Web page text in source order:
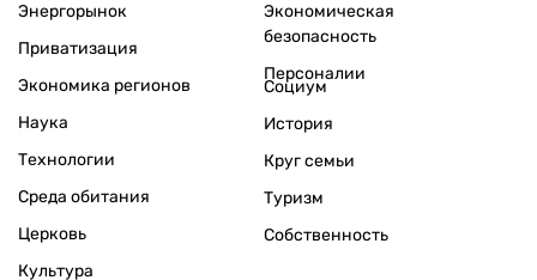
Энергорынок
Приватизация
Экономика регионов
Экономическая
безопасность
Персоналии
Наука
Технологии
Среда обитания
Церковь
Культура
Социум
История
Круг семьи
Туризм
Собственность